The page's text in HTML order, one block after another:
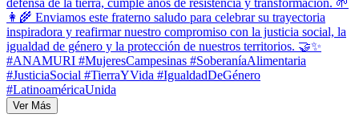
Ver Más